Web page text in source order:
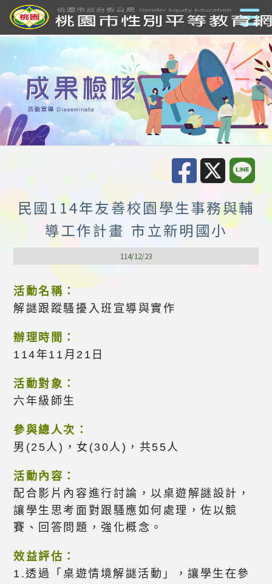
民國114年友善校園學生事務與輔
導工作計畫 市立新明國小
114/12/23
活動名稱：
解謎跟蹤騷擾入班宣導與實作
辦理時間：
114年11月21日
活動對象：
六年級師生
參與總人次：
男(25人)，女(30人)，共55人
活動內容：
配合影片內容進行討論，以桌遊解謎設計，
讓學生思考面對跟騷應如何處理，佐以競
賽、回答問題，強化概念。
效益評估：
1.透過「桌遊情境解謎活動」，讓學生在參